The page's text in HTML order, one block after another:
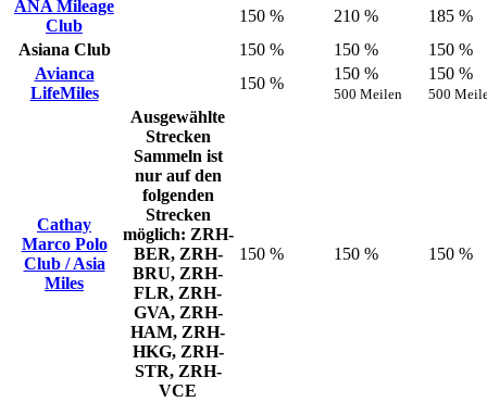
ANA Mileage
Club
150 % 210 %
185 %
Asiana Club
150 % 150 %
150 %
Avianca
LifeMiles
150 %
150 %
500 Meilen
150 %
500
Cathay
Marco Polo
Club / Asia
Miles
Ausgewählte
Strecken
Sammeln ist
nur auf den
folgenden
Strecken
möglich: ZRH-
BER, ZRH-
BRU, ZRH-
FLR, ZRH-
GVA, ZRH-
HAM, ZRH-
HKG, ZRH-
STR, ZRH-
VCE
150 % 150 % 150 %